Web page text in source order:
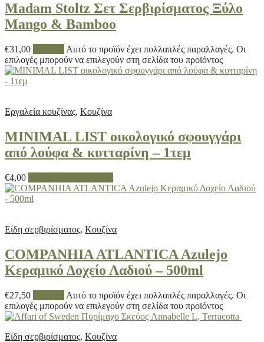
Madam Stoltz Σετ Σερβιρίσματος Ξύλο
Mango & Bamboo
€31,00
Αυτό το προϊόν έχει πολλαπλές παραλλαγές. Οι
επιλογές μπορούν να επιλεγούν στη σελίδα του προϊόντος
Εργαλεία κουζίνας, Κουζίνα
MINIMAL LIST οικολογικό σφουγγάρι
από λούφα & κυτταρίνη – 1τεμ
€4,00
Είδη σερβιρίσματος, Κουζίνα
COMPANHIA ATLANTICA Azulejo
Κεραμικό Δοχείο Λαδιού – 500ml
€27,50
Αυτό το προϊόν έχει πολλαπλές παραλλαγές. Οι
επιλογές μπορούν να επιλεγούν στη σελίδα του προϊόντος
Είδη σερβιρίσματος, Κουζίνα